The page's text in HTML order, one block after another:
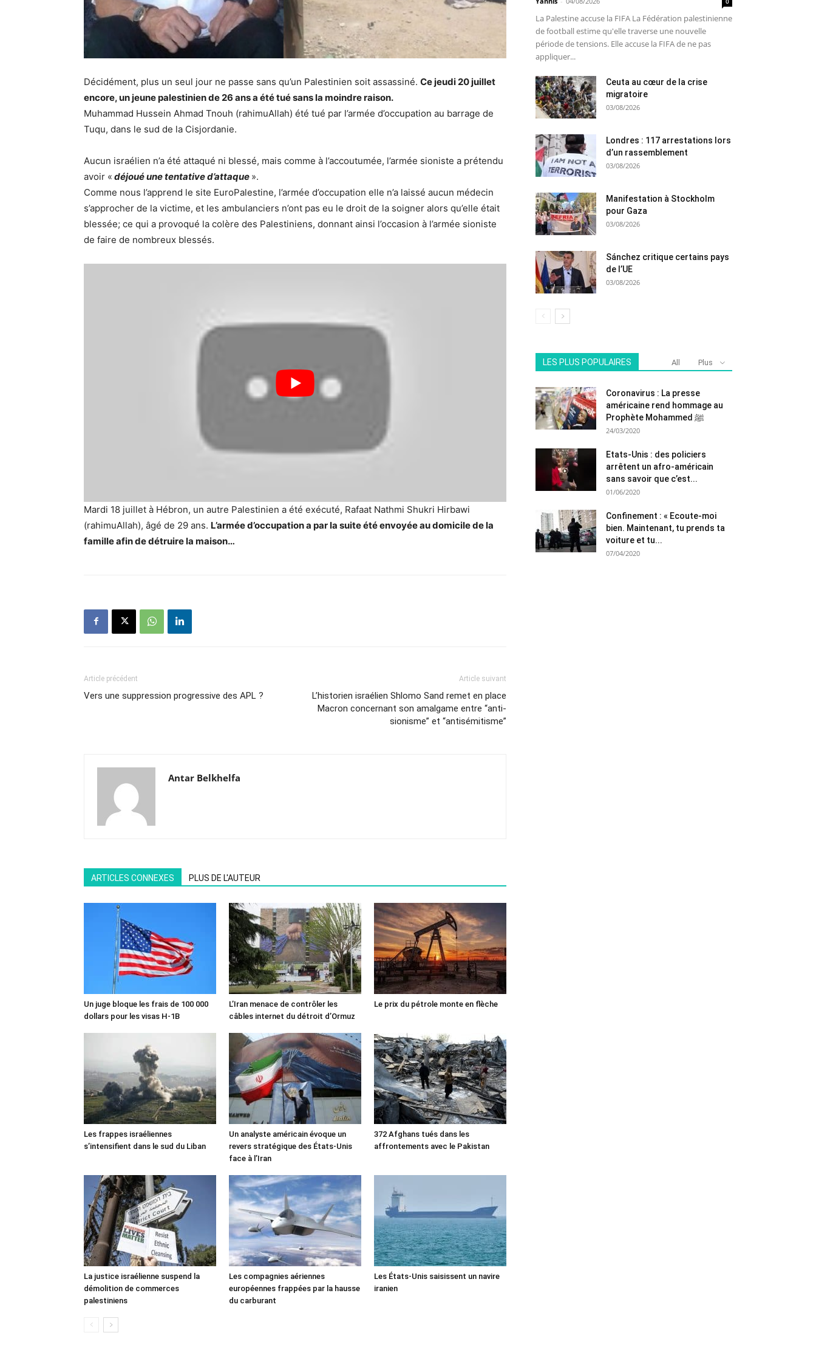
Décidément, plus un seul jour ne passe sans qu’un Palestinien soit assassiné. Ce jeudi 20 juillet
encore, un jeune palestinien de 26 ans a été tué sans la moindre raison.
Muhammad Hussein Ahmad Tnouh (rahimuAllah) été tué par l’armée d’occupation au barrage de
Tuqu, dans le sud de la Cisjordanie.
Aucun israélien n’a été attaqué ni blessé, mais comme à l’accoutumée, l’armée sioniste a prétendu
avoir « déjoué une tentative d’attaque ».
Comme nous l’apprend le site EuroPalestine, l’armée d’occupation elle n’a laissé aucun médecin
s’approcher de la victime, et les ambulanciers n’ont pas eu le droit de la soigner alors qu’elle était
blessée; ce qui a provoqué la colère des Palestiniens, donnant ainsi l’occasion à l’armée sioniste
de faire de nombreux blessés.
Mardi 18 juillet à Hébron, un autre Palestinien a été exécuté, Rafaat Nathmi Shukri Hirbawi
(rahimuAllah), âgé de 29 ans. L’armée d’occupation a par la suite été envoyée au domicile de la
famille afin de détruire la maison…
Article précédent
Vers une suppression progressive des APL ?
Article suivant
L’historien israélien Shlomo Sand remet en place
Macron concernant son amalgame entre “anti-
sionisme” et “antisémitisme”
Antar Belkhelfa
ARTICLES CONNEXES PLUS DE L'AUTEUR
Un juge bloque les frais de 100 000
dollars pour les visas H-1B
L’Iran menace de contrôler les
câbles internet du détroit d’Ormuz
Le prix du pétrole monte en flèche
Les frappes israéliennes
s’intensifient dans le sud du Liban
Un analyste américain évoque un
revers stratégique des États-Unis
face à l’Iran
372 Afghans tués dans les
affrontements avec le Pakistan
La justice israélienne suspend la
démolition de commerces
palestiniens
Les compagnies aériennes
européennes frappées par la hausse
du carburant
Les États-Unis saisissent un navire
iranien
La Palestine accuse la FIFA La Fédération palestinienne
de football estime qu'elle traverse une nouvelle
période de tensions. Elle accuse la FIFA de ne pas
appliquer...
Ceuta au cœur de la crise
migratoire
03/08/2026
Londres : 117 arrestations lors
d’un rassemblement
03/08/2026
Manifestation à Stockholm
pour Gaza
03/08/2026
Sánchez critique certains pays
de l’UE
03/08/2026
LES PLUS POPULAIRES All Plus
Coronavirus : La presse
américaine rend hommage au
Prophète Mohammed ﷺ
24/03/2020
Etats-Unis : des policiers
arrêtent un afro-américain
sans savoir que c’est...
01/06/2020
Confinement : « Ecoute-moi
bien. Maintenant, tu prends ta
voiture et tu...
07/04/2020